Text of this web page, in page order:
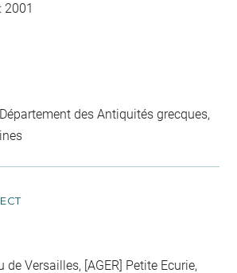
des Antiquités grecques,
de Versailles, [AGER] Petite Ecurie,